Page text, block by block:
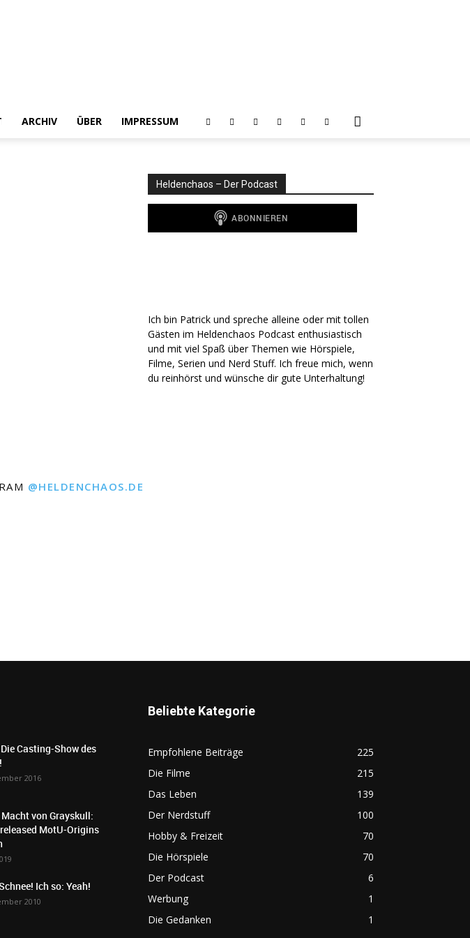
ARCHIV ÜBER IMPRESSUM
Heldenchaos – Der Podcast
Ich bin Patrick und spreche alleine oder mit tollen
Gästen im Heldenchaos Podcast enthusiastisch
und mit viel Spaß über Themen wie Hörspiele,
Filme, Serien und Nerd Stuff. Ich freue mich, wenn
du reinhörst und wünsche dir gute Unterhaltung!
@HELDENCHAOS.DE
Casting-Show des
2016
Macht von Grayskull:
MotU-Origins
Ich so: Yeah!
2010
Beliebte Kategorie
Empfohlene Beiträge
225
Die Filme
215
Das Leben
139
Der Nerdstuff
100
Hobby & Freizeit
70
Die Hörspiele
70
Der Podcast
6
Werbung
1
Die Gedanken
1